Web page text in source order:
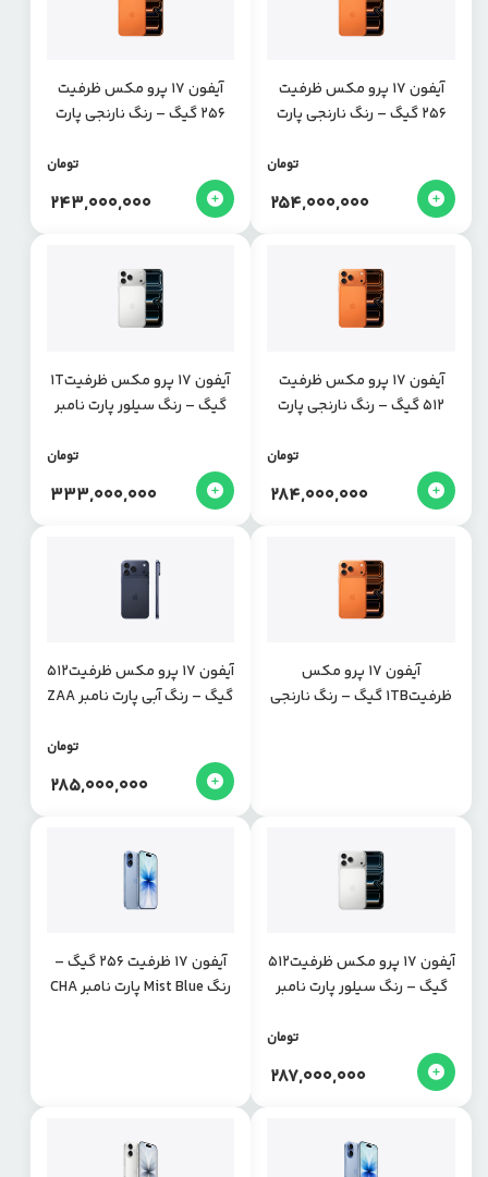
آیفون 17 پرو مکس ظرفیت
256 گیگ – رنگ نارنجی پارت
254,000,000
تومان
آیفون 17 پرو مکس ظرفیت
256 گیگ – رنگ نارنجی پارت
243,000,000
تومان
آیفون 17 پرو مکس ظرفیت
512 گیگ – رنگ نارنجی پارت
284,000,000
تومان
آیفون 17 پرو مکس ظرفیت1T
گیگ – رنگ سیلور پارت نامبر
333,000,000
تومان
آیفون 17 پرو مکس
ظرفیت1TB گیگ – رنگ نارنجی
آیفون 17 پرو مکس ظرفیت512
گیگ – رنگ آبی پارت نامبر ZAA
285,000,000
تومان
آیفون 17 پرو مکس ظرفیت512
گیگ – رنگ سیلور پارت نامبر
287,000,000
تومان
آیفون 17 ظرفیت 256 گیگ –
رنگ Mist Blue پارت نامبر CHA